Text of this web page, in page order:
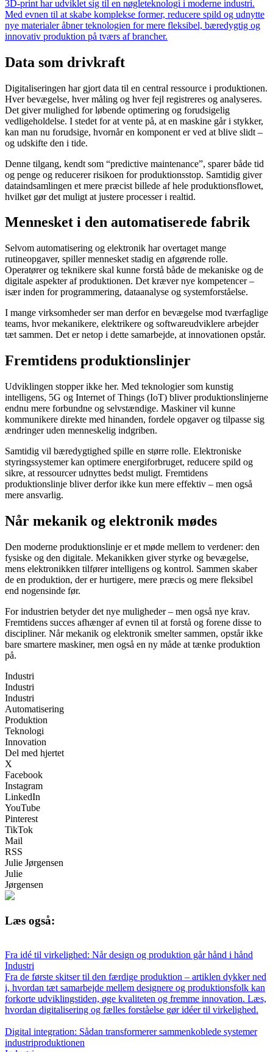
3D-print har udviklet sig til en nøgleteknologi i moderne industri.
Med evnen til at skabe komplekse former, reducere spild og udnytte
nye materialer åbner teknologien for mere fleksibel, bæredygtig og
innovativ produktion på tværs af brancher.
Data som drivkraft
Digitaliseringen har gjort data til en central ressource i produktionen.
Hver bevægelse, hver måling og hver fejl registreres og analyseres.
Det giver mulighed for løbende optimering og forudsigelig
vedligeholdelse. I stedet for at vente på, at en maskine går i stykker,
kan man nu forudsige, hvornår en komponent er ved at blive slidt –
og udskifte den i tide.
Denne tilgang, kendt som “predictive maintenance”, sparer både tid
og penge og reducerer risikoen for produktionsstop. Samtidig giver
dataindsamlingen et mere præcist billede af hele produktionsflowet,
hvilket gør det muligt at justere processer i realtid.
Mennesket i den automatiserede fabrik
Selvom automatisering og elektronik har overtaget mange
rutineopgaver, spiller mennesket stadig en afgørende rolle.
Operatører og teknikere skal kunne forstå både de mekaniske og de
digitale aspekter af produktionen. Det kræver nye kompetencer –
især inden for programmering, dataanalyse og systemforståelse.
I mange virksomheder ser man derfor en bevægelse mod tværfaglige
teams, hvor mekanikere, elektrikere og softwareudviklere arbejder
tæt sammen. Det er netop i dette samarbejde, at innovationen opstår.
Fremtidens produktionslinjer
Udviklingen stopper ikke her. Med teknologier som kunstig
intelligens, 5G og Internet of Things (IoT) bliver produktionslinjerne
endnu mere forbundne og selvstændige. Maskiner vil kunne
kommunikere direkte med hinanden, fordele opgaver og tilpasse sig
ændringer uden menneskelig indgriben.
Samtidig vil bæredygtighed spille en større rolle. Elektroniske
styringssystemer kan optimere energiforbruget, reducere spild og
sikre, at ressourcer udnyttes bedst muligt. Fremtidens
produktionslinje bliver derfor ikke kun mere effektiv – men også
mere ansvarlig.
Når mekanik og elektronik mødes
Den moderne produktionslinje er et møde mellem to verdener: den
fysiske og den digitale. Mekanikken giver styrke og bevægelse,
mens elektronikken tilfører intelligens og kontrol. Sammen skaber
de en produktion, der er hurtigere, mere præcis og mere fleksibel
end nogensinde før.
For industrien betyder det nye muligheder – men også nye krav.
Fremtidens succes afhænger af evnen til at forstå og forene disse to
discipliner. Når mekanik og elektronik smelter sammen, opstår ikke
bare smartere maskiner, men også en ny måde at tænke produktion
på.
Industri
Industri
Industri
Automatisering
Produktion
Teknologi
Innovation
Del med hjertet
X
Facebook
Instagram
LinkedIn
YouTube
Pinterest
TikTok
Mail
RSS
Julie Jørgensen
Julie
Jørgensen
Læs også:
Fra idé til virkelighed: Når design og produktion går hånd i hånd
Industri
Fra de første skitser til den færdige produktion – artiklen dykker ned
i, hvordan tæt samarbejde mellem designere og produktionsfolk kan
forkorte udviklingstiden, øge kvaliteten og fremme innovation. Læs,
hvordan digitalisering og fælles forståelse gør idéer til virkelighed.
Digital integration: Sådan transformerer sammenkoblede systemer
industriproduktionen